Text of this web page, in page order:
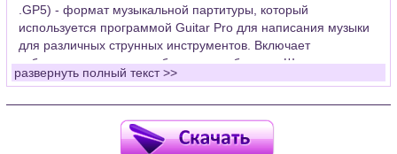
.GP5) - формат музыкальной партитуры, который
используется программой Guitar Pro для написания музыки
для различных струнных инструментов. Включает
табулатуры для гитары, бас-гитары, банджо. Широко
применяется для создания партитур, которые затем
Для открытия нот этого формата Вам необходимо
установить у себя на рабочем компьютере программу Guitar
развернуть полный текст >>